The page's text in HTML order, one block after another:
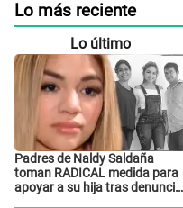
Lo más reciente
Lo último
Padres de Naldy Saldaña
toman RADICAL medida para
apoyar a su hija tras denuncia